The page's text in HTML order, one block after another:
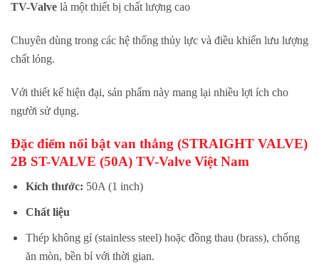
TV-Valve là một thiết bị chất lượng cao
Chuyên dùng trong các hệ thống thủy lực và điều khiển lưu lượng
chất lỏng.
Với thiết kế hiện đại, sản phẩm này mang lại nhiều lợi ích cho
người sử dụng.
Đặc điểm nổi bật van thẳng (STRAIGHT VALVE)
2B ST-VALVE (50A) TV-Valve Việt Nam
Kích thước: 50A (1 inch)
Chất liệu
Thép không gỉ (stainless steel) hoặc đồng thau (brass), chống
ăn mòn, bền bỉ với thời gian.